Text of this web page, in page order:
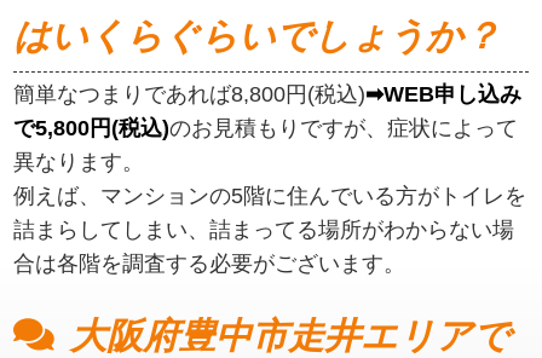
はいくらぐらいでしょうか？
簡単なつまりであれば8,800円(税込)➡WEB申し込み
で5,800円(税込)のお見積もりですが、症状によって
異なります。
例えば、マンションの5階に住んでいる方がトイレを
詰まらしてしまい、詰まってる場所がわからない場
合は各階を調査する必要がございます。
大阪府豊中市走井エリアで